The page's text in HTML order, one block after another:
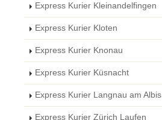
Express Kurier Kleinandelfingen
Express Kurier Kloten
Express Kurier Knonau
Express Kurier Küsnacht
Express Kurier Langnau am Albis
Express Kurier Zürich Laufen